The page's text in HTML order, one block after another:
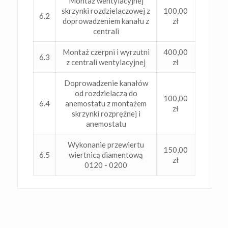
6.2
skrzynki rozdzielaczowej z
doprowadzeniem kanału z
centrali
100,00
zł
6.3
Montaż czerpni i wyrzutni
z centrali wentylacyjnej
400,00
zł
6.4
Doprowadzenie kanałów
od rozdzielacza do
anemostatu z montażem
skrzynki rozprężnej i
anemostatu
100,00
zł
6.5
Wykonanie przewiertu
wiertnicą diamentową
0120 - 0200
150,00
zł